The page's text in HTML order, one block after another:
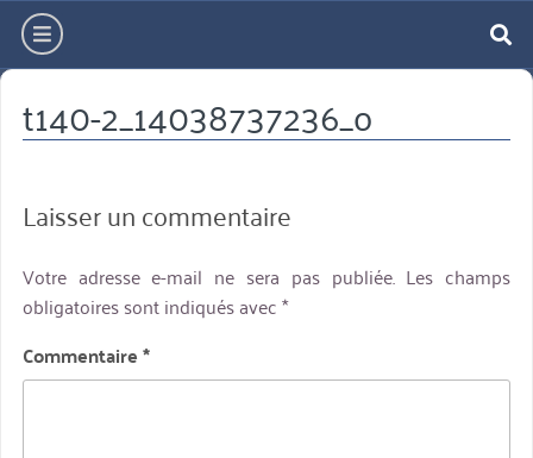
Aller
directement
au
contenu
hamburger
t140-2_14038737236_o
Laisser un commentaire
Votre adresse e-mail ne sera pas publiée. Les champs
obligatoires sont indiqués avec*
Commentaire*